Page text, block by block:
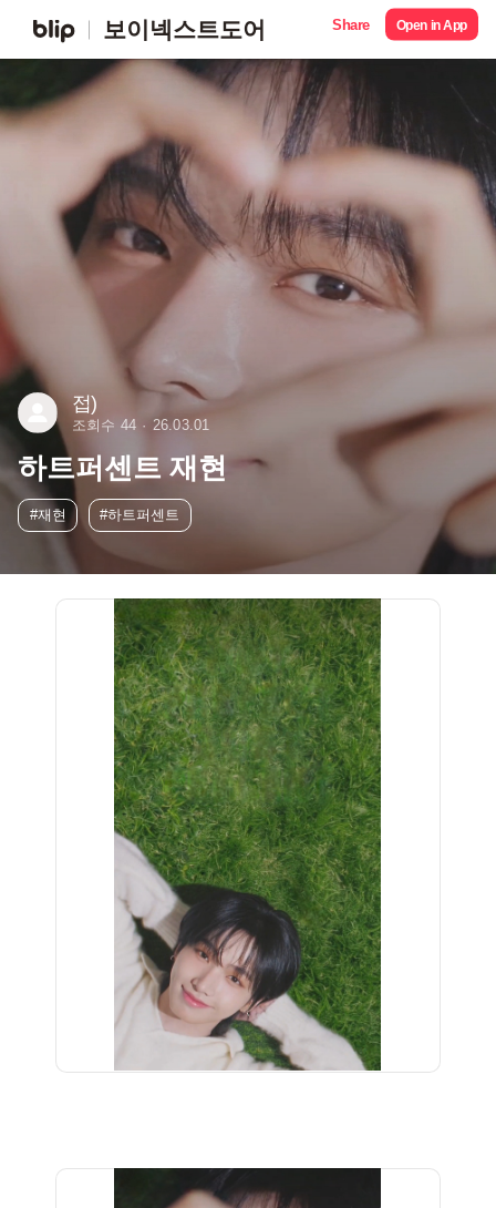
보이넥스트도어 Share Open in App
접)
조회수 44 26.03.01
하트퍼센트 재현
#재현 #하트퍼센트